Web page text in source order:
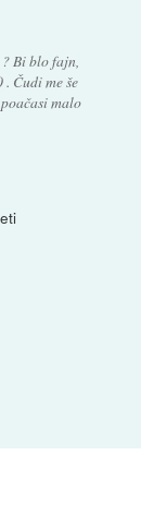
Bi blo fajn,
Čudi me še
malo